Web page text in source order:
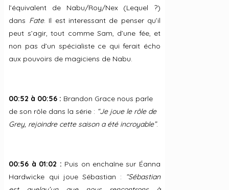
l’équivalent de Nabu/Roy/Nex (Lequel ?)
dans Fate. Il est interessant de penser qu’il
peut s’agir, tout comme Sam, d’une fée, et
non pas d’un spécialiste ce qui ferait écho
aux pouvoirs de magiciens de Nabu.
00:52 à 00:56 : Brandon Grace nous parle
de son rôle dans la série : “Je joue le rôle de
Grey, rejoindre cette saison a été incroyable”.
00:56 à 01:02 : Puis on enchaîne sur Éanna
Hardwicke qui joue Sébastian :
“Sébastian